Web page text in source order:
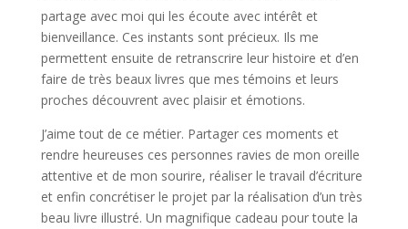
partage avec moi qui les écoute avec intérêt et
bienveillance. Ces instants sont précieux. Ils me
permettent ensuite de retranscrire leur histoire et d’en
faire de très beaux livres que mes témoins et leurs
proches découvrent avec plaisir et émotions.
J’aime tout de ce métier. Partager ces moments et
rendre heureuses ces personnes ravies de mon oreille
attentive et de mon sourire, réaliser le travail d’écriture
et enfin concrétiser le projet par la réalisation d’un très
beau livre illustré. Un magnifique cadeau pour toute la